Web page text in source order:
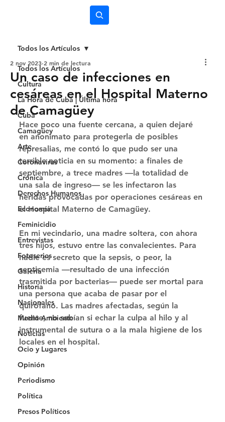
Todos los Artículos
Cultura
La Hora de Cuba | Última hora
Cuba
Camagüey
Arte
Coronavirus
Crónica
Derechos Humanos
Economía
Feminicidio
Entrevistas
Fotoseries
Galería
Historia
Nacionales
Medio Ambiente
Noticias
Ocio y Lugares
Opinión
Periodismo
Política
Presos Políticos
Todos los Artículos
Un caso de infecciones en
cesáreas en el Hospital Materno
de Camagüey
2 nov 2023 2 min de lectura
Hace poco una fuente cercana, a quien dejaré
en anonimato para protegerla de posibles
represalias, me contó lo que pudo ser una
terrible noticia en su momento: a finales de
septiembre, a trece madres —la totalidad de
una sala de ingreso— se les infectaron las
heridas provocadas por operaciones cesáreas en
el Hospital Materno de Camagüey.
En mi vecindario, una madre soltera, con ahora
tres hijos, estuvo entre las convalecientes. Para
nadie es secreto que la sepsis, o peor, la
septicemia —resultado de una infección
trasmitida por bacterias— puede ser mortal para
una persona que acaba de pasar por el
quirófano. Las madres afectadas, según la
fuente, no sabían si echar la culpa al hilo y al
instrumental de sutura o a la mala higiene de los
locales en el hospital.